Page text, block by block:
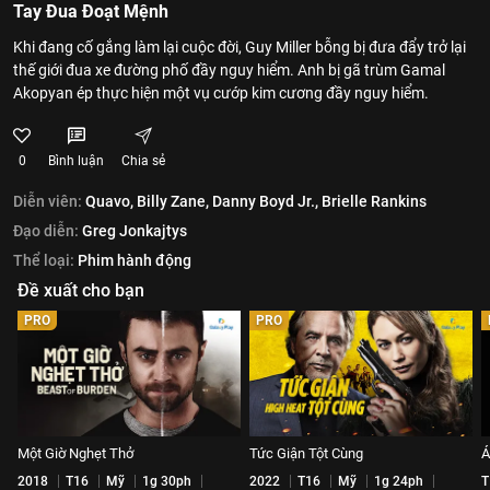
Tay Đua Đoạt Mệnh
Khi đang cố gắng làm lại cuộc đời, Guy Miller bỗng bị đưa đẩy trở lại
thế giới đua xe đường phố đầy nguy hiểm. Anh bị gã trùm Gamal
Akopyan ép thực hiện một vụ cướp kim cương đầy nguy hiểm.
0 Bình luận Chia sẻ
Diễn viên: Quavo, Billy Zane, Danny Boyd Jr., Brielle Rankins
Đạo diễn: Greg Jonkajtys
Thể loại: Phim hành động
Đề xuất cho bạn
PRO
Một Giờ Nghẹt Thở
2018 T16 Mỹ
1g 30ph
PRO
Tức Giận Tột Cùng
2022 T16 Mỹ
1g 24ph